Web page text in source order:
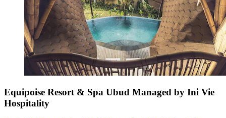
Equipoise Resort & Spa Ubud Managed by Ini Vie
Hospitality